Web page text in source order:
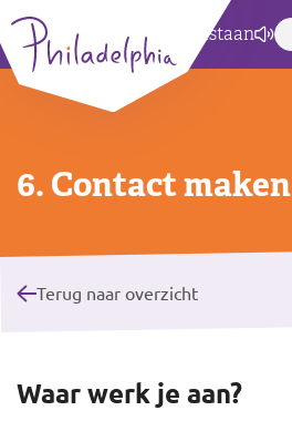
Zet hoog contrastaan
6. Contact maken
Terug naar overzicht
Waar werk je aan?